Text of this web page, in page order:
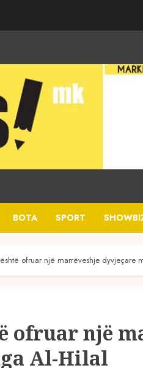
BOTA SPORT
ofruar një marrëveshje dyvjeçare
ofruar një
Al-Hilal